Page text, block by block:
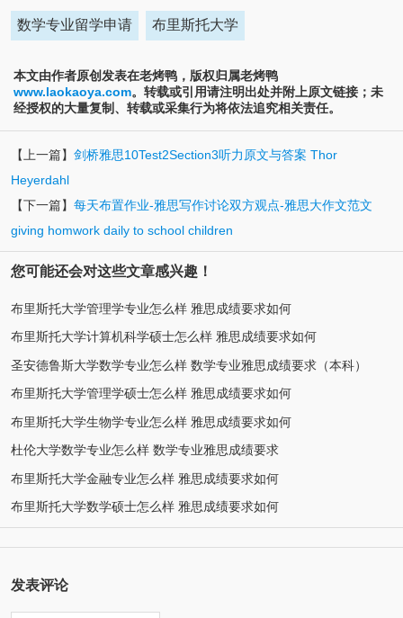
数学专业留学申请 布里斯托大学
本文由作者原创发表在老烤鸭，版权归属老烤鸭
www.laokaoya.com。转载或引用请注明出处并附上原文链接；未
经授权的大量复制、转载或采集行为将依法追究相关责任。
【上一篇】 剑桥雅思10Test2Section3听力原文与答案 Thor
Heyerdahl
【下一篇】 每天布置作业-雅思写作讨论双方观点-雅思大作文范文
giving homwork daily to school children
您可能还会对这些文章感兴趣！
布里斯托大学管理学专业怎么样 雅思成绩要求如何
布里斯托大学计算机科学硕士怎么样 雅思成绩要求如何
圣安德鲁斯大学数学专业怎么样 数学专业雅思成绩要求（本科）
布里斯托大学管理学硕士怎么样 雅思成绩要求如何
布里斯托大学生物学专业怎么样 雅思成绩要求如何
杜伦大学数学专业怎么样 数学专业雅思成绩要求
布里斯托大学金融专业怎么样 雅思成绩要求如何
布里斯托大学数学硕士怎么样 雅思成绩要求如何
发表评论